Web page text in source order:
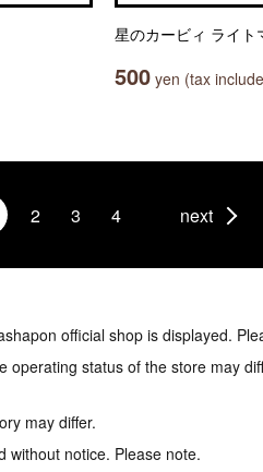
星のカービィ ライト
500 yen (tax
2 3 4 next
official shop is displayed.
operating status of the store may
may differ.
without notice. Please note.